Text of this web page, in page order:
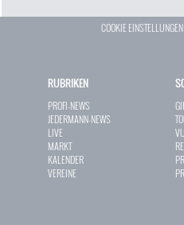
COOKIE EINSTELLUNGEN
RUBRIKEN
PROFI-NEWS
JEDERMANN-NEWS
LIVE
MARKT
KALENDER
VEREINE